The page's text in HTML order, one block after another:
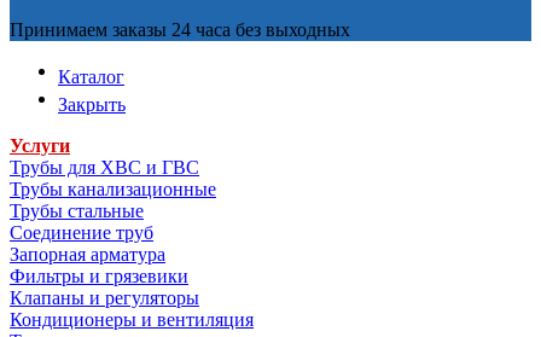
Принимаем заказы 24 часа без выходных
Каталог
Закрыть
Услуги
Трубы для ХВС и ГВС
Трубы канализационные
Трубы стальные
Соединение труб
Запорная арматура
Фильтры и грязевики
Клапаны и регуляторы
Кондиционеры и вентиляция